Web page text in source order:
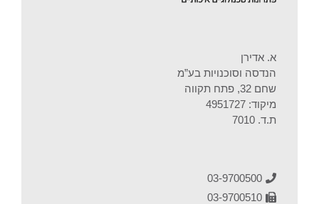
א. אדירן
הנדסה וסוכנויות בע”מ
שחם 32, פתח תקווה
מיקוד: 4951727
ת.ד. 7010
03-9700500
03-9700510